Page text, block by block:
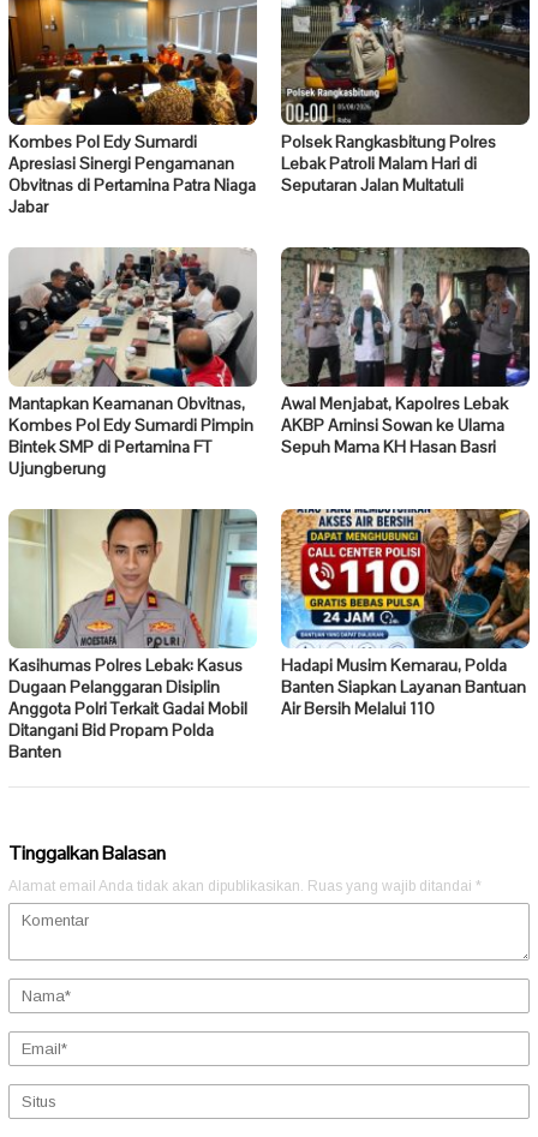
Kombes Pol Edy Sumardi
Apresiasi Sinergi Pengamanan
Obvitnas di Pertamina Patra Niaga
Jabar
Polsek Rangkasbitung Polres
Lebak Patroli Malam Hari di
Seputaran Jalan Multatuli
Mantapkan Keamanan Obvitnas,
Kombes Pol Edy Sumardi Pimpin
Bintek SMP di Pertamina FT
Ujungberung
Awal Menjabat, Kapolres Lebak
AKBP Arninsi Sowan ke Ulama
Sepuh Mama KH Hasan Basri
Kasihumas Polres Lebak: Kasus
Dugaan Pelanggaran Disiplin
Anggota Polri Terkait Gadai Mobil
Ditangani Bid Propam Polda
Banten
Hadapi Musim Kemarau, Polda
Banten Siapkan Layanan Bantuan
Air Bersih Melalui 110
Tinggalkan Balasan
Alamat email Anda tidak akan dipublikasikan. Ruas yang wajib ditandai *